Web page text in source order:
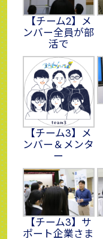
【チーム2】メ
ンバー全員が部
活で
【チーム3】メ
ンバー＆メンタ
ー
【チーム3】サ
ポート企業さま